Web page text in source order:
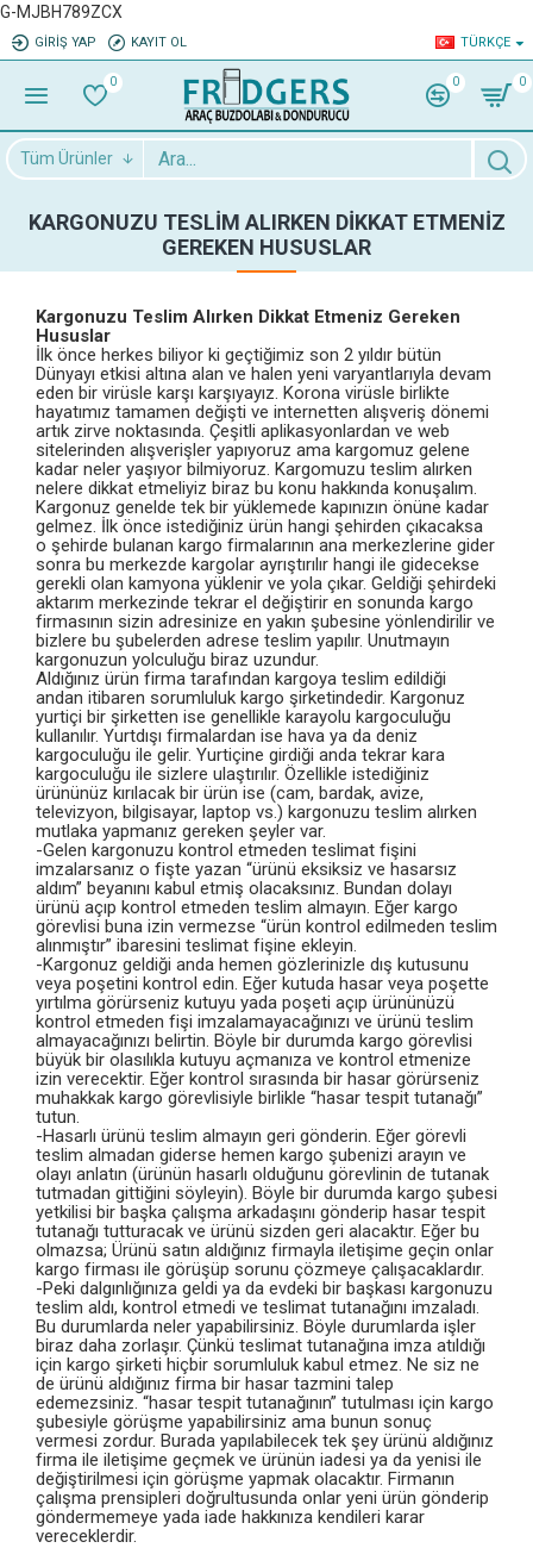
G-MJBH789ZCX
GIRIŞ YAP KAYIT OL TÜRKÇE
0 0 0
Tüm Ürünler
KARGONUZU TESLIM ALIRKEN DIKKAT ETMENIZ
GEREKEN HUSUSLAR
Kargonuzu Teslim Alırken Dikkat Etmeniz Gereken
Hususlar
İlk önce herkes biliyor ki geçtiğimiz son 2 yıldır bütün
Dünyayı etkisi altına alan ve halen yeni varyantlarıyla devam
eden bir virüsle karşı karşıyayız. Korona virüsle birlikte
hayatımız tamamen değişti ve internetten alışveriş dönemi
artık zirve noktasında. Çeşitli aplikasyonlardan ve web
sitelerinden alışverişler yapıyoruz ama kargomuz gelene
kadar neler yaşıyor bilmiyoruz. Kargomuzu teslim alırken
nelere dikkat etmeliyiz biraz bu konu hakkında konuşalım.
Kargonuz genelde tek bir yüklemede kapınızın önüne kadar
gelmez. İlk önce istediğiniz ürün hangi şehirden çıkacaksa
o şehirde bulanan kargo firmalarının ana merkezlerine gider
sonra bu merkezde kargolar ayrıştırılır hangi ile gidecekse
gerekli olan kamyona yüklenir ve yola çıkar. Geldiği şehirdeki
aktarım merkezinde tekrar el değiştirir en sonunda kargo
firmasının sizin adresinize en yakın şubesine yönlendirilir ve
bizlere bu şubelerden adrese teslim yapılır. Unutmayın
kargonuzun yolculuğu biraz uzundur.
Aldığınız ürün firma tarafından kargoya teslim edildiği
andan itibaren sorumluluk kargo şirketindedir. Kargonuz
yurtiçi bir şirketten ise genellikle karayolu kargoculuğu
kullanılır. Yurtdışı firmalardan ise hava ya da deniz
kargoculuğu ile gelir. Yurtiçine girdiği anda tekrar kara
kargoculuğu ile sizlere ulaştırılır. Özellikle istediğiniz
ürününüz kırılacak bir ürün ise (cam, bardak, avize,
televizyon, bilgisayar, laptop vs.) kargonuzu teslim alırken
mutlaka yapmanız gereken şeyler var.
-Gelen kargonuzu kontrol etmeden teslimat fişini
imzalarsanız o fişte yazan “ürünü eksiksiz ve hasarsız
aldım” beyanını kabul etmiş olacaksınız. Bundan dolayı
ürünü açıp kontrol etmeden teslim almayın. Eğer kargo
görevlisi buna izin vermezse “ürün kontrol edilmeden teslim
alınmıştır” ibaresini teslimat fişine ekleyin.
-Kargonuz geldiği anda hemen gözlerinizle dış kutusunu
veya poşetini kontrol edin. Eğer kutuda hasar veya poşette
yırtılma görürseniz kutuyu yada poşeti açıp ürününüzü
kontrol etmeden fişi imzalamayacağınızı ve ürünü teslim
almayacağınızı belirtin. Böyle bir durumda kargo görevlisi
büyük bir olasılıkla kutuyu açmanıza ve kontrol etmenize
izin verecektir. Eğer kontrol sırasında bir hasar görürseniz
muhakkak kargo görevlisiyle birlikle “hasar tespit tutanağı”
tutun.
-Hasarlı ürünü teslim almayın geri gönderin. Eğer görevli
teslim almadan giderse hemen kargo şubenizi arayın ve
olayı anlatın (ürünün hasarlı olduğunu görevlinin de tutanak
tutmadan gittiğini söyleyin). Böyle bir durumda kargo şubesi
yetkilisi bir başka çalışma arkadaşını gönderip hasar tespit
tutanağı tutturacak ve ürünü sizden geri alacaktır. Eğer bu
olmazsa; Ürünü satın aldığınız firmayla iletişime geçin onlar
kargo firması ile görüşüp sorunu çözmeye çalışacaklardır.
-Peki dalgınlığınıza geldi ya da evdeki bir başkası kargonuzu
teslim aldı, kontrol etmedi ve teslimat tutanağını imzaladı.
Bu durumlarda neler yapabilirsiniz. Böyle durumlarda işler
biraz daha zorlaşır. Çünkü teslimat tutanağına imza atıldığı
için kargo şirketi hiçbir sorumluluk kabul etmez. Ne siz ne
de ürünü aldığınız firma bir hasar tazmini talep
edemezsiniz. “hasar tespit tutanağının” tutulması için kargo
şubesiyle görüşme yapabilirsiniz ama bunun sonuç
vermesi zordur. Burada yapılabilecek tek şey ürünü aldığınız
firma ile iletişime geçmek ve ürünün iadesi ya da yenisi ile
değiştirilmesi için görüşme yapmak olacaktır. Firmanın
çalışma prensipleri doğrultusunda onlar yeni ürün gönderip
göndermemeye yada iade hakkınıza kendileri karar
vereceklerdir.